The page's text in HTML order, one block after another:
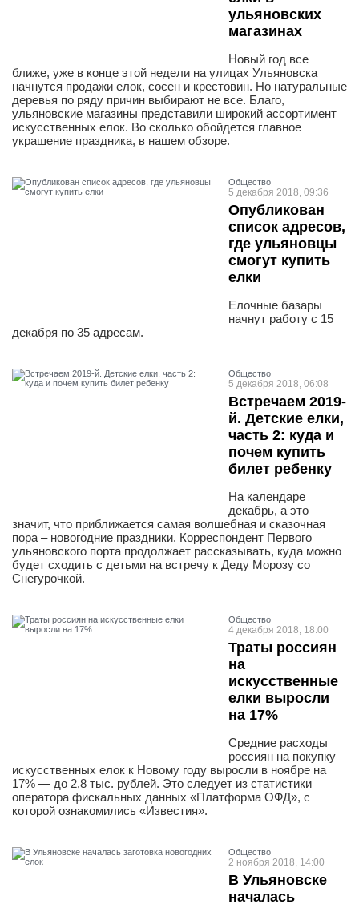
ульяновских
магазинах
Новый год все
ближе, уже в конце этой недели на улицах Ульяновска
начнутся продажи елок, сосен и крестовин. Но натуральные
деревья по ряду причин выбирают не все. Благо,
ульяновские магазины представили широкий ассортимент
искусственных елок. Во сколько обойдется главное
украшение праздника, в нашем обзоре.
Общество
5 декабря 2018, 09:36
Опубликован
список адресов,
где ульяновцы
смогут купить
елки
Елочные базары
начнут работу с 15
декабря по 35 адресам.
Общество
5 декабря 2018, 06:08
Встречаем 2019-
й. Детские елки,
часть 2: куда и
почем купить
билет ребенку
На календаре
декабрь, а это
значит, что приближается самая волшебная и сказочная
пора – новогодние праздники. Корреспондент Первого
ульяновского порта продолжает рассказывать, куда можно
будет сходить с детьми на встречу к Деду Морозу со
Снегурочкой.
Общество
4 декабря 2018, 18:00
Траты россиян
на
искусственные
елки выросли
на 17%
Средние расходы
россиян на покупку
искусственных елок к Новому году выросли в ноябре на
17% — до 2,8 тыс. рублей. Это следует из статистики
оператора фискальных данных «Платформа ОФД», с
которой ознакомились «Известия».
Общество
2 ноября 2018, 14:00
В Ульяновске
началась